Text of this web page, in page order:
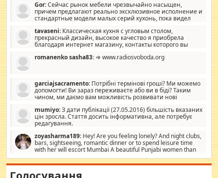
Gor:Сейчас рынок мебели чрезвычайно насыщен,
причем предлагают реально эксклюзивное исполнение и
стандартные модели малых серий кухонь, пока видел
стандартные формы, в MebelOk, креативненько и что главное -
со вкусом все в порядке, без ненужных наворотов удорожающих
мебель, а это не последний фактор.
tavaseni: Классическая кухня с угловым столом,
прекрасный дизайн, высокое качество я приобрела
благодаря интернет магазину, контакты которого вы
romanenko sasha83: ⇒ www.radiosvoboda.org
garciajsacramento: Потрібні термінові гроші? Ми можемо
допомогти! Ви зараз переживаєте або ви в біді? Таким
чином, ми даємо вам можливість розвивати нові
допомагати людям, які намагаються дати їм шанс. Кожен
заслуговує на другий шанс, і, оскільки влада не зможе, вони
повинні приймати від інших. Для нас нема багато суми, і зрілість
витрат, а тільки узгоджених сум і нічого іншого. Не чекайте і не
коментуйте цей пост. Введіть суму, яку ви хочете подати, і ми
зв'яжемося з вами з усіма варіантами. зв'яжіться з нами
сьогодні на garciajsacramento@gmail.com Вам потрібні термінові
гроші? Ми можемо допомогти!
mumiyo:З дати публікації (27.05.2016) більшість вказаних
цін зросла. Стаття досить інформативна, але потребує
редагування.
zoyasharma189: Hey! Are you feeling lonely? And night clubs,
bars, sightseeing, romantic dinner or to spend leisure time
with her will escort Mumbai A beautiful Punjabi women than
sexy escort companion in arms that you guys feel like 5 star luxury
hotel had to spend the night in their search for loved solitaire free
Голосування